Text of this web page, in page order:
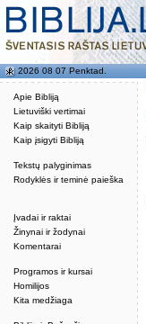
Apie Bibliją
Lietuviški vertimai
Kaip skaityti Bibliją
Kaip įsigyti Bibliją
Tekstų palyginimas
Rodyklės ir teminė paieška
Įvadai ir raktai
Žinynai ir žodynai
Komentarai
Programos ir kursai
Homilijos
Kita medžiaga
2026 08 07 Penktad.